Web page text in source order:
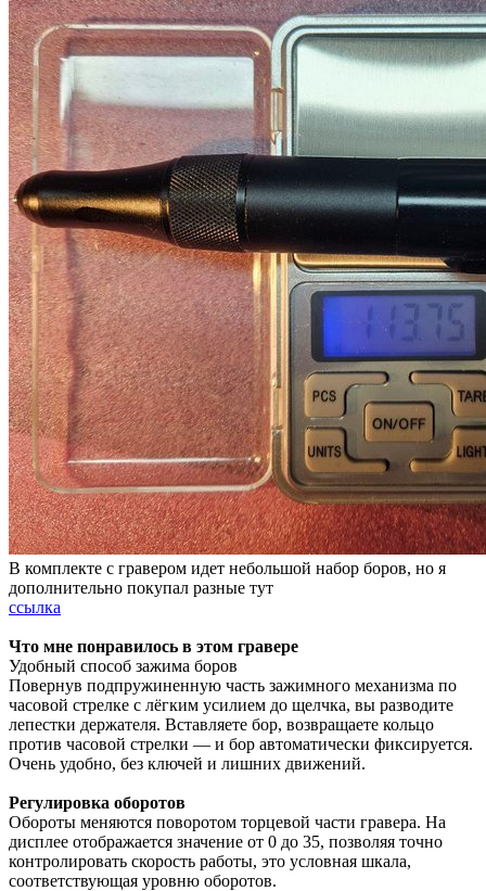
В комплекте с гравером идет небольшой набор боров, но я
дополнительно покупал разные тут
ссылка
Что мне понравилось в этом гравере
Удобный способ зажима боров
Повернув подпружиненную часть зажимного механизма по
часовой стрелке с лёгким усилием до щелчка, вы разводите
лепестки держателя. Вставляете бор, возвращаете кольцо
против часовой стрелки — и бор автоматически фиксируется.
Очень удобно, без ключей и лишних движений.
Регулировка оборотов
Обороты меняются поворотом торцевой части гравера. На
дисплее отображается значение от 0 до 35, позволяя точно
контролировать скорость работы, это условная шкала,
соответствующая уровню оборотов.